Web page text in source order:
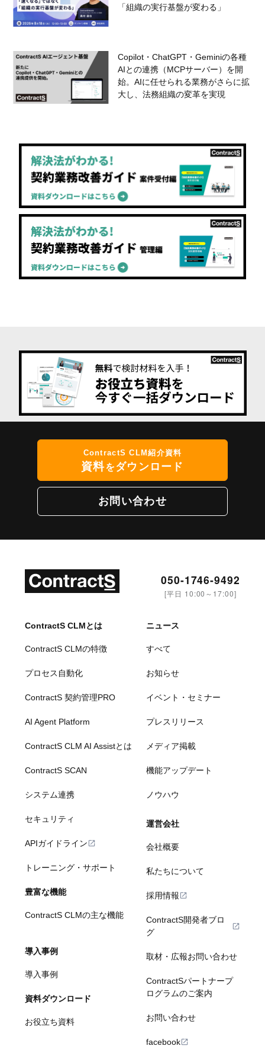
「組織の実行基盤が変わる」
Copilot・ChatGPT・Geminiの各種
AIとの連携（MCPサーバー）を開
始。AIに任せられる業務がさらに拡
大し、法務組織の変革を実現
ContractS CLM紹介資料
資料をダウンロード
お問い合わせ
050-1746-9492
[平日 10:00～17:00]
ContractS CLMとは
ContractS CLMの特徴
プロセス自動化
ContractS 契約管理PRO
AI Agent Platform
ContractS CLM AI Assistとは
ContractS SCAN
システム連携
セキュリティ
APIガイドライン
トレーニング・サポート
豊富な機能
ContractS CLMの主な機能
導入事例
導入事例
資料ダウンロード
お役立ち資料
ニュース
すべて
お知らせ
イベント・セミナー
プレスリリース
メディア掲載
機能アップデート
ノウハウ
運営会社
会社概要
私たちについて
採用情報
ContractS開発者ブロ
グ
取材・広報お問い合わせ
ContractSパートナープ
ログラムのご案内
お問い合わせ
facebook